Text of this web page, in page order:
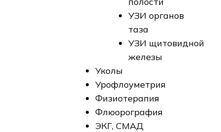
УЗИ органов
таза
УЗИ щитовидной
железы
Уколы
Урофлоуметрия
Физиотерапия
Флюорография
ЭКГ, СМАД